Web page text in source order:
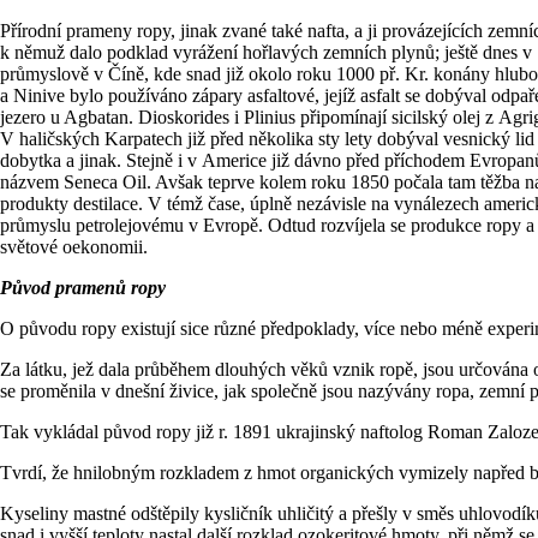
Přírodní prameny ropy, jinak zvané také nafta, a ji provázejících
k němuž dalo podklad vyrážení hořlavých zemních plynů; ještě dnes
průmyslově v Číně, kde snad již okolo roku 1000 př. Kr. konány
a Ninive bylo používáno zápary asfaltové, jejíž asfalt se dobýval
jezero u Agbatan. Dioskorides i Plinius připomínají sicilský olej z
V haličských Karpatech již před několika sty lety dobýval vesnický
dobytka a jinak. Stejně i v Americe již dávno před příchodem
názvem Seneca Oil. Avšak teprve kolem roku 1850 počala tam
produkty destilace. V témž čase, úplně nezávisle na vynálezech
průmyslu petrolejovému v Evropě. Odtud rozvíjela se produkce ropy
světové oekonomii.
Původ pramenů ropy
O původu ropy existují sice různé předpoklady, více nebo méně
Za látku, jež dala průběhem dlouhých věků vznik ropě, jsou
se proměnila v dnešní živice, jak společně jsou nazývány ropa, zemní
Tak vykládal původ ropy již r. 1891 ukrajinský naftolog Roman
Tvrdí, že hnilobným rozkladem z hmot organických vymizely
Kyseliny mastné odštěpily kysličník uhličitý a přešly v směs